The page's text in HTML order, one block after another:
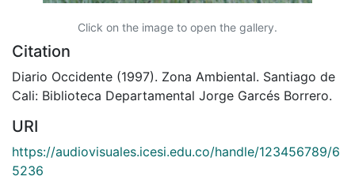
Click on the image to open the gallery.
Citation
Diario Occidente (1997). Zona Ambiental. Santiago de
Cali: Biblioteca Departamental Jorge Garcés Borrero.
URI
https://audiovisuales.icesi.edu.co/handle/123456789/6
5236